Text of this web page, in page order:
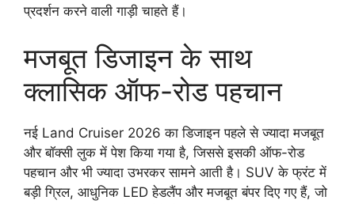
प्रदर्शन करने वाली गाड़ी चाहते हैं।
मजबूत डिजाइन के साथ
क्लासिक ऑफ-रोड पहचान
नई Land Cruiser 2026 का डिजाइन पहले से ज्यादा मजबूत
और बॉक्सी लुक में पेश किया गया है, जिससे इसकी ऑफ-रोड
पहचान और भी ज्यादा उभरकर सामने आती है। SUV के फ्रंट में
बड़ी ग्रिल, आधुनिक LED हेडलैंप और मजबूत बंपर दिए गए हैं, जो